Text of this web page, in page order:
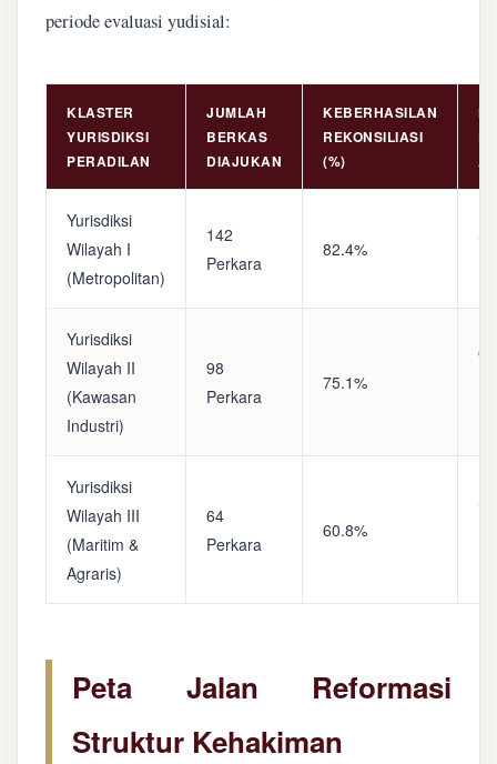
periode evaluasi yudisial:
KLASTER
YURISDIKSI
PERADILAN
JUMLAH
BERKAS
DIAJUKAN
KEBERHASILAN
REKONSILIASI
(%)
Yurisdiksi
Wilayah I
(Metropolitan)
142
Perkara
82.4%
Yurisdiksi
Wilayah II
(Kawasan
Industri)
98
Perkara
75.1%
Yurisdiksi
Wilayah III
(Maritim &
Agraris)
64
Perkara
60.8%
Peta Jalan Reformasi
Struktur Kehakiman